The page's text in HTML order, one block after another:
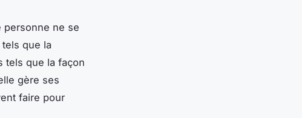
personne ne se
que la
tels que la façon
gère ses
faire pour